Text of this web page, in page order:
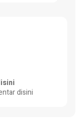
disini